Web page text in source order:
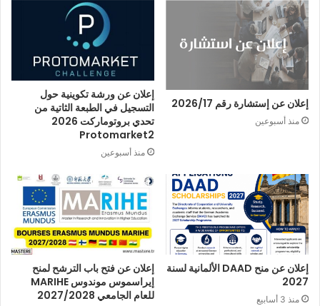
إعلان عن إستشارة رقم 2026/17
منذ أسبوعين
إعلان عن ورشة تكوينية حول
التسجيل في الطبعة الثاتية من
تحدي بروتوماركت 2026
Protomarket2
منذ أسبوعين
إعلان عن منح DAAD الألمانية لسنة
2027
منذ 3 أسابيع
إعلان عن فتح باب الترشح لمنح
إيراسموس موندوس MARIHE
للعام الجامعي 2027/2028